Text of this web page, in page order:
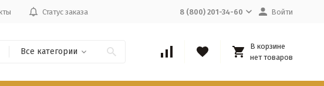
Статус заказа 8 (800) 201-34-60 Войти
Все категории
В корзине
нет товаров